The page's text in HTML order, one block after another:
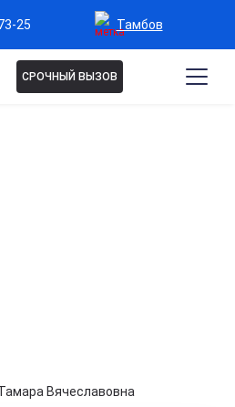
25 Тамбов
СРОЧНЫЙ ВЫЗОВ
Вячеславовна